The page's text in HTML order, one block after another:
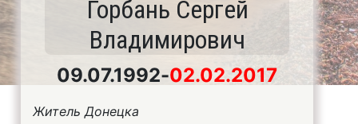
Горбань Сергей
Владимирович
09.07.1992-02.02.2017
Житель Донецка